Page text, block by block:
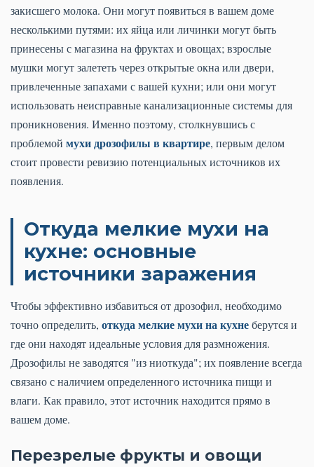
закисшего молока. Они могут появиться в вашем доме
несколькими путями: их яйца или личинки могут быть
принесены с магазина на фруктах и овощах; взрослые
мушки могут залететь через открытые окна или двери,
привлеченные запахами с вашей кухни; или они могут
использовать неисправные канализационные системы для
проникновения. Именно поэтому, столкнувшись с
проблемой мухи дрозофилы в квартире, первым делом
стоит провести ревизию потенциальных источников их
появления.
Откуда мелкие мухи на
кухне: основные
источники заражения
Чтобы эффективно избавиться от дрозофил, необходимо
точно определить, откуда мелкие мухи на кухнеберутся и
где они находят идеальные условия для размножения.
Дрозофилы не заводятся "из ниоткуда"; их появление всегда
связано с наличием определенного источника пищи и
влаги. Как правило, этот источник находится прямо в
вашем доме.
Перезрелые фрукты и овощи